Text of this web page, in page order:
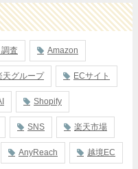
査 Amazon
天グループ ECサイト
Shopify
SNS 楽天市場
AnyReach 越境EC